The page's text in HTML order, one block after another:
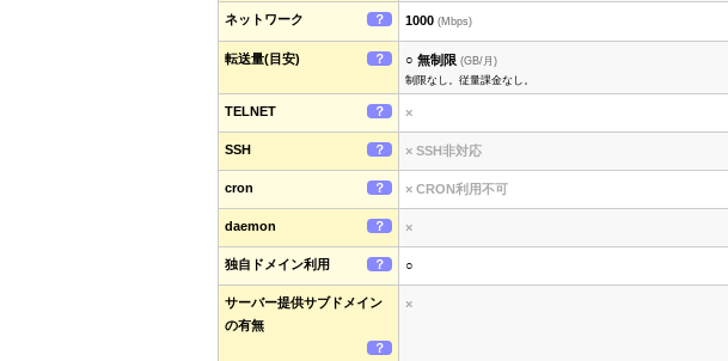
ネットワーク ？ 1000 (Mbps)
転送量(目安) ？ ○ 無制限 (GB/月)
制限なし。従量課金なし。
TELNET ？ ×
SSH ？ × SSH非対応
cron ？ × CRON利用不可
daemon ？ ×
独自ドメイン利用 ？ ○
サーバー提供サブドメイン
の有無
？
×